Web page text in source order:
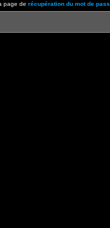
page de récupération du mot de